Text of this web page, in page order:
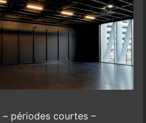
périodes courtes –